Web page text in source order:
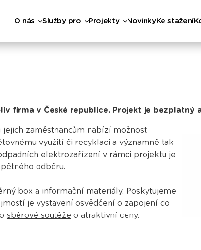
O nás Služby pro Projekty NovinkyKe stažení
firma v České republice. Projekt je bezplatný
zaměstnancům nabízí možnost
využití či recyklaci a významně tak
elektrozařízení v rámci projektu je
odběru.
box a informační materiály. Poskytujeme
je vystavení osvědčení o zapojení do
sběrové soutěže o atraktivní ceny.